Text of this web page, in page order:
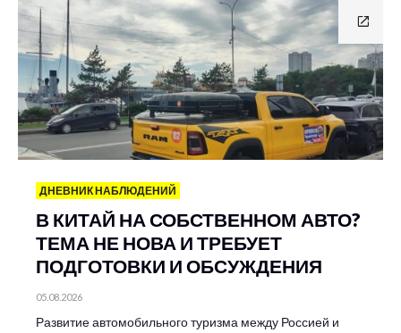
ДНЕВНИК НАБЛЮДЕНИЙ
В КИТАЙ НА СОБСТВЕННОМ АВТО?
ТЕМА НЕ НОВА И ТРЕБУЕТ
ПОДГОТОВКИ И ОБСУЖДЕНИЯ
05.08.2026
Развитие автомобильного туризма между Россией и